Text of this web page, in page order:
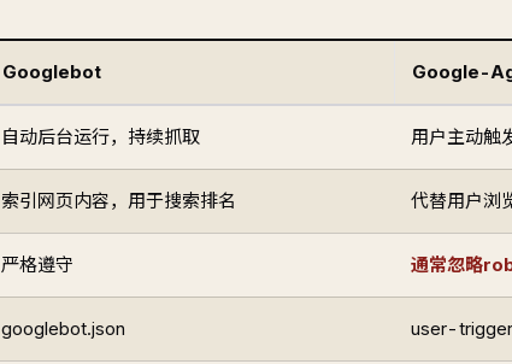
Googlebot Google-
自动后台运行，持续抓取 用户主动触
索引网页内容，用于搜索排名 代替用户浏
严格遵守 通常忽略
googlebot.json user-